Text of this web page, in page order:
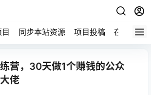
同步本站资源 项目投稿 在线工具
营，30天做1个赚钱的公众
佬